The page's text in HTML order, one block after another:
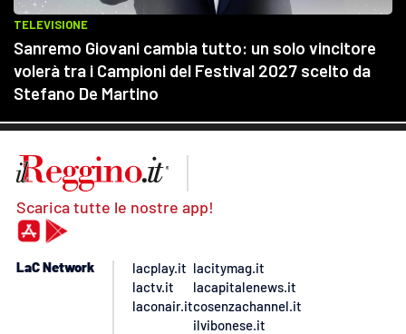
Scarica tutte le nostre app!
LaC Network
lacplay.it
lactv.it
laconair.it
lacitymag.it
lacapitalenews.it
cosenzachannel.it
ilvibonese.it